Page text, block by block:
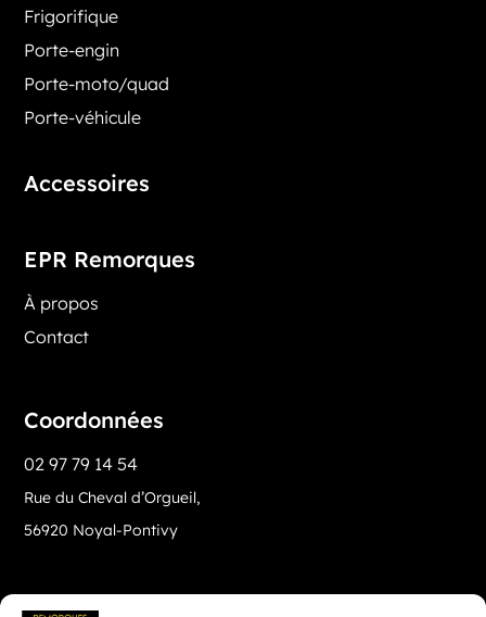
Frigorifique
Porte-engin
Porte-moto/quad
Porte-véhicule
Accessoires
EPR Remorques
À propos
Contact
Coordonnées
02 97 79 14 54
Rue du Cheval d’Orgueil,
56920 Noyal-Pontivy